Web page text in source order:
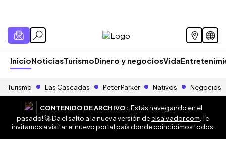
InicioNoticiasTurismoDinero y negociosVida
Turismo Las Cascadas Peter Parker Nativos Negocios
CONTENIDO DE ARCHIVO:¡Estás navegando en el
pasado! 🚀 Da el salto a la nueva versión deelsalvador.com . Te
invitamos a visitar el nuevo portal país donde coincidimos todos.